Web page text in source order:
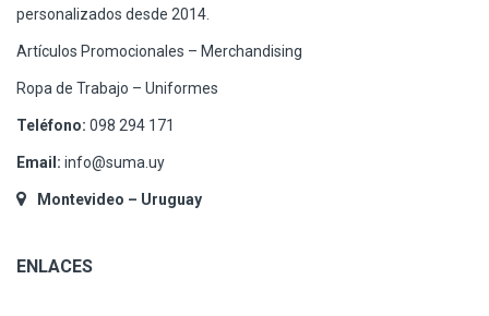
personalizados desde 2014.
Artículos Promocionales – Merchandising
Ropa de Trabajo – Uniformes
Teléfono: 098 294 171
Email: info@suma.uy
Montevideo – Uruguay
ENLACES